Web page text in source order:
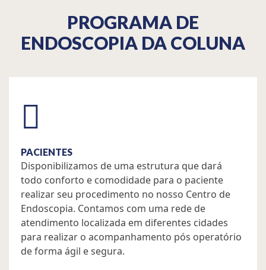
PROGRAMA DE
ENDOSCOPIA DA COLUNA
PACIENTES
Disponibilizamos de uma estrutura que dará
todo conforto e comodidade para o paciente
realizar seu procedimento no nosso Centro de
Endoscopia. Contamos com uma rede de
atendimento localizada em diferentes cidades
para realizar o acompanhamento pós operatório
de forma ágil e segura.